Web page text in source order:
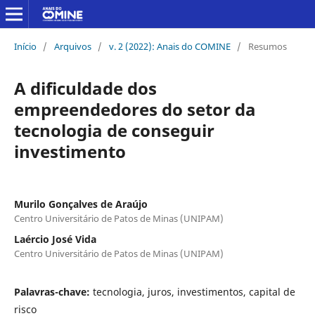
Início / Arquivos / v. 2 (2022): Anais do COMINE / Resumos
A dificuldade dos
empreendedores do setor da
tecnologia de conseguir
investimento
Murilo Gonçalves de Araújo
Centro Universitário de Patos de Minas (UNIPAM)
Laércio José Vida
Centro Universitário de Patos de Minas (UNIPAM)
Palavras-chave: tecnologia, juros, investimentos, capital de
risco